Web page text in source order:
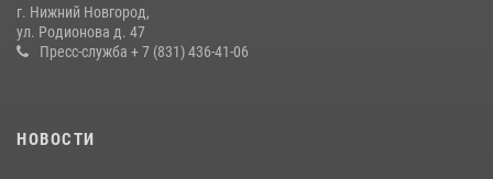
20 июля 2026, 12:26
г. Нижний Новгород,
ул. Родионова д. 47
Пресс-служба + 7 (831) 436-41-06
НОВОСТИ